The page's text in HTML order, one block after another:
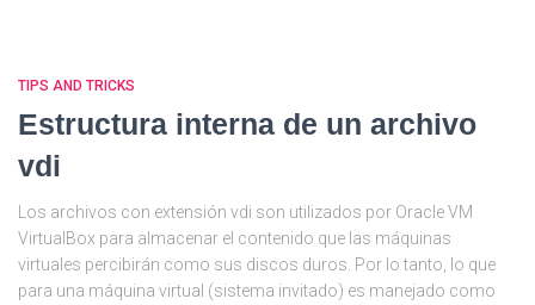
TIPS AND TRICKS
Estructura interna de un archivo
vdi
Los archivos con extensión vdi son utilizados por Oracle VM
VirtualBox para almacenar el contenido que las máquinas
virtuales percibirán como sus discos duros. Por lo tanto, lo que
para una máquina virtual (sistema invitado) es manejado como